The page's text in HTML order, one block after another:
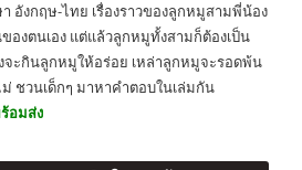
อังกฤษ-ไทย เรื่องราวของลูกหมูสามพี่น้อง
องตนเอง แต่แล้วลูกหมูทั้งสามก็ต้องเป็น
จะกินลูกหมูให้อร่อย เหล่าลูกหมูจะรอดพ้น
ชวนเด็กๆ มาหาคำตอบในเล่มกัน
อมส่ง